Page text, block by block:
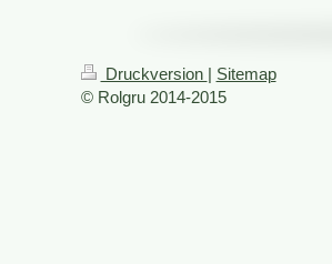
Druckversion | Sitemap
© Rolgru 2014-2015